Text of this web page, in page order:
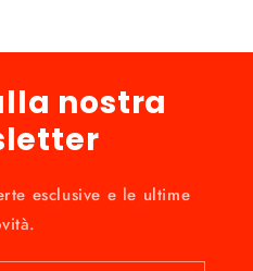
nostra
esclusive e le ultime